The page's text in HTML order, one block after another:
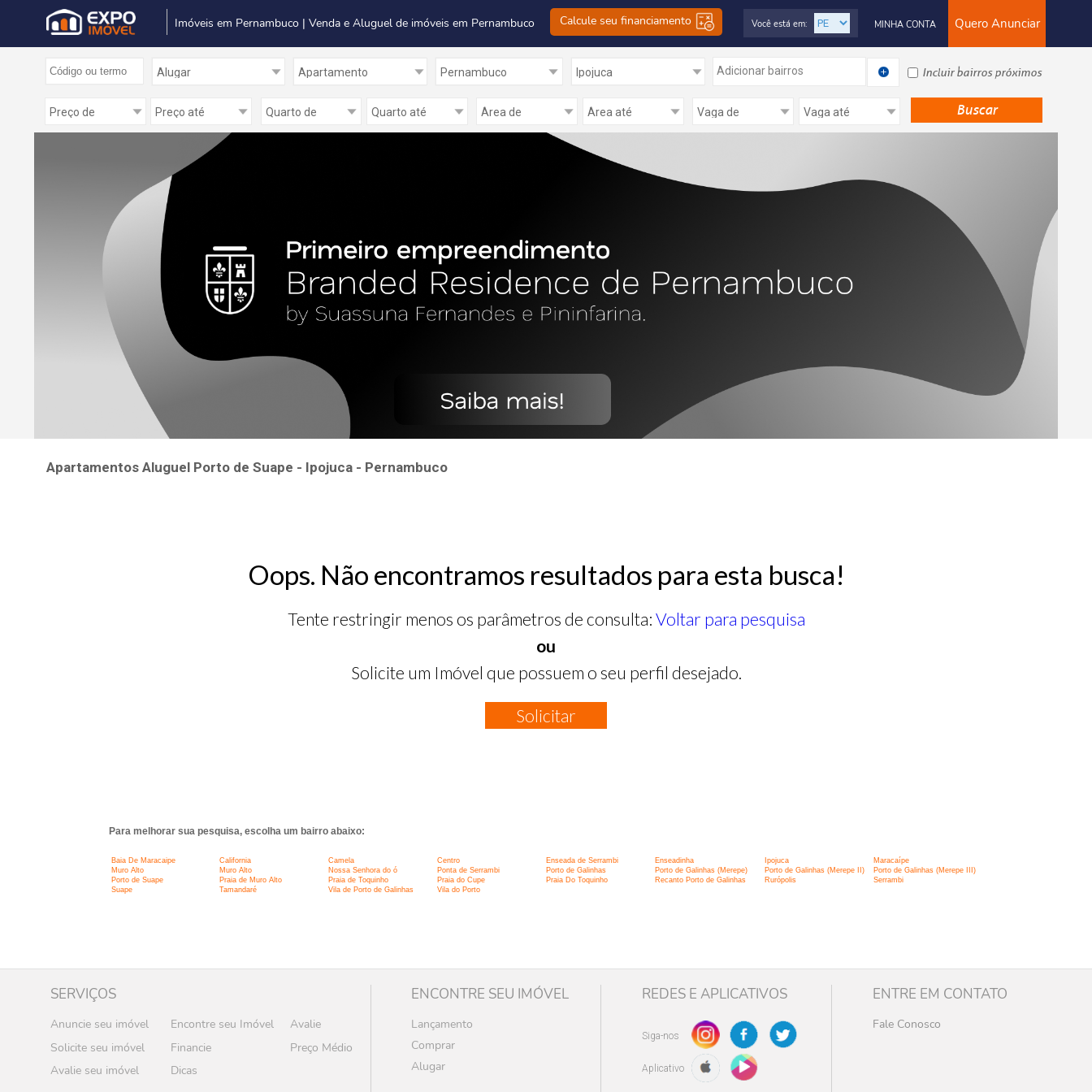
Imóveis em Pernambuco | Venda e Aluguel de imóveis em Pernambuco Calcule seu financiamento Quero Anunciar
MINHA CONTA
Você está em:
Adicionar bairros Incluir bairros próximos
Apartamentos Aluguel Porto de Suape - Ipojuca - Pernambuco
Oops. Não encontramos resultados para esta busca!
Tente restringir menos os parâmetros de consulta: Voltar para pesquisa
ou
Solicite um Imóvel que possuem o seu perfil desejado.
Solicitar
Para melhorar sua pesquisa, escolha um bairro abaixo:
Baia De Maracaipe California Camela Centro Enseada de Serrambi Enseadinha Ipojuca
Maracaípe
Muro Alto
Muro Alto Nossa Senhora do ó Ponta de Serrambi Porto de Galinhas Porto de Galinhas (Merepe) Porto de Galinhas (Merepe II)
Porto de Galinhas (Merepe III)
Porto de Suape
Praia de Muro Alto Praia de Toquinho Praia do Cupe Praia Do Toquinho Recanto Porto de Galinhas Rurópolis
Serrambi
Suape
Tamandaré Vila de Porto de Galinhas Vila do Porto
SERVIÇOS
Anuncie seu imóvel Encontre seu Imóvel
Avalie
Solicite seu imóvel
Financie
Preço Médio
Avalie seu imóvel
Dicas
ENCONTRE SEU IMÓVEL
Lançamento
Comprar
Alugar
REDES E APLICATIVOS
Siga-nos
Aplicativo
ENTRE EM CONTATO
Fale Conosco